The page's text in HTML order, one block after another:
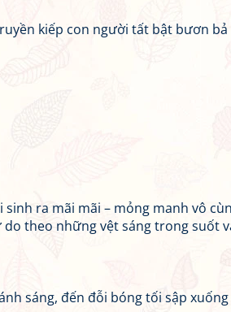
kiếp con người tất bật bươn
ra mãi mãi – mỏng manh vô
theo những vệt sáng trong suốt
sáng, đến đỗi bóng tối sập